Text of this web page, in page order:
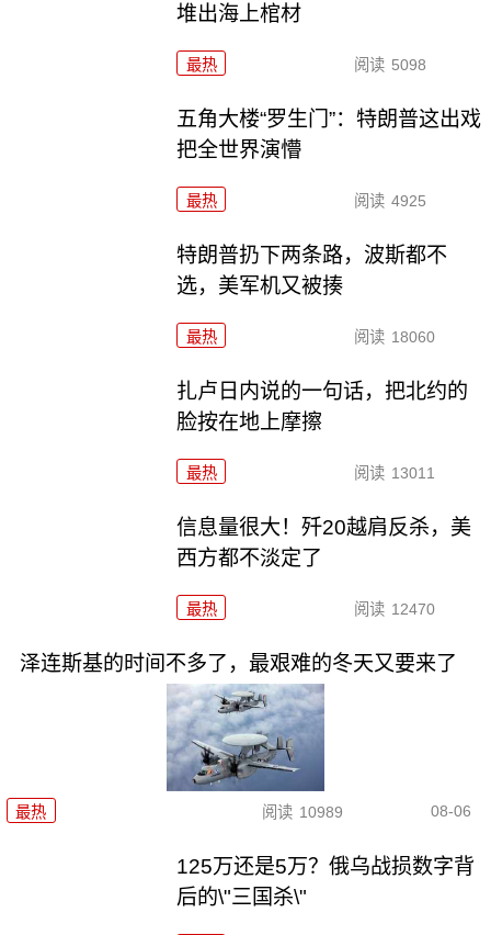
堆出海上棺材
最热 阅读 5098
五角大楼“罗生门”：特朗普这出戏
把全世界演懵
最热 阅读 4925
特朗普扔下两条路，波斯都不
选，美军机又被揍
最热 阅读 18060
扎卢日内说的一句话，把北约的
脸按在地上摩擦
最热 阅读 13011
信息量很大！歼20越肩反杀，美
西方都不淡定了
最热 阅读 12470
泽连斯基的时间不多了，最艰难的冬天又要来了
最热 阅读 10989 08-06
125万还是5万？俄乌战损数字背
后的\"三国杀\"